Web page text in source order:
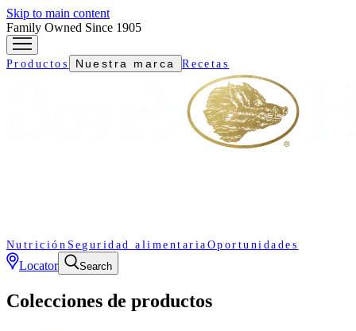
Skip to main content
Family Owned Since 1905
Productos Nuestra marca Recetas
Nutrición Seguridad alimentaria Oportunidades
Locator Search
Colecciones de productos